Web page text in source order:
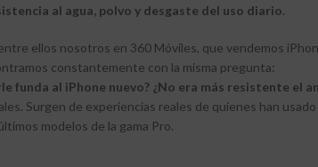
al agua, polvo y desgaste del uso diario.
ellos nosotros en 360 Móviles, que vendemos
constantemente con la misma pregunta:
funda al iPhone nuevo? ¿No era más resistente el
Surgen de experiencias reales de quienes han
modelos de la gama Pro.